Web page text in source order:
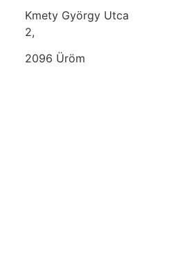
Kmety György Utca
2,
2096 Üröm